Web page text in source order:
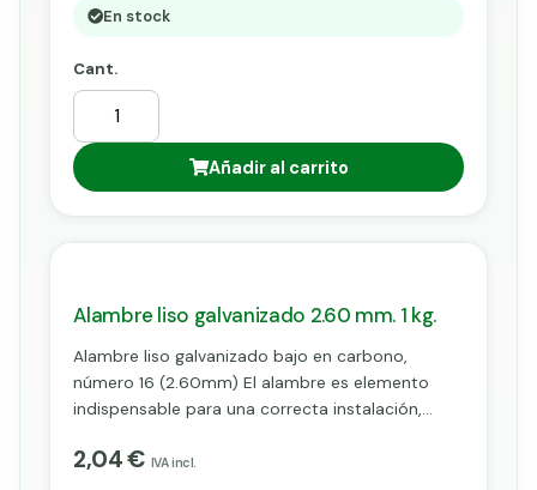
casos dos o tres filas a modo de defensa. De
seguridad de una manera considerable.
En stock
Cant.
Añadir al carrito
Alambre liso galvanizado 2.60 mm. 1 kg.
Alambre liso galvanizado bajo en carbono,
número 16 (2.60mm) El alambre es elemento
indispensable para una correcta instalación,
metálicos o postes, para posteriormente ser
2,04 € IVA incl.